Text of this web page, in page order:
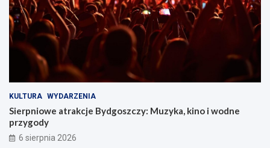
KULTURA WYDARZENIA
Sierpniowe atrakcje Bydgoszczy: Muzyka, kino i wodne
przygody
6 sierpnia 2026